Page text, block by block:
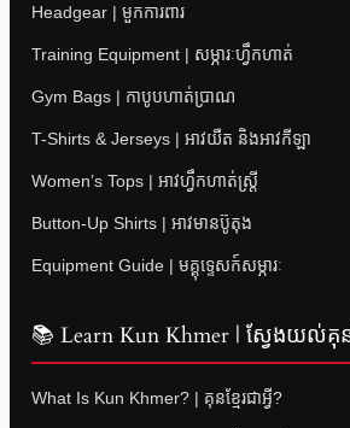
Headgear | មួកការពារ
Training Equipment | សម្ភារៈហ្វឹកហាត់
Gym Bags | កាបូបហាត់ប្រាណ
T-Shirts & Jerseys | អាវយឺត និងអាវកីឡា
Women’s Tops | អាវហ្វឹកហាត់ស្ត្រី
Button-Up Shirts | អាវមានប៊ូតុង
Equipment Guide | មគ្គុទ្ទេសក៍សម្ភារៈ
📚 Learn Kun Khmer | ស្វែងយល់គុនខ្
What Is Kun Khmer? | គុនខ្មែរជាអ្វី?